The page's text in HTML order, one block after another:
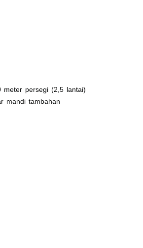
meter persegi (2,5 lantai)
mandi tambahan